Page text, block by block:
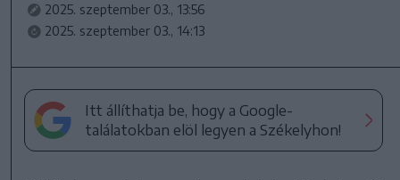
2025. szeptember 03., 13:56
2025. szeptember 03., 14:13
Itt állíthatja be, hogy a Google-
találatokban elöl legyen a Székelyhon!